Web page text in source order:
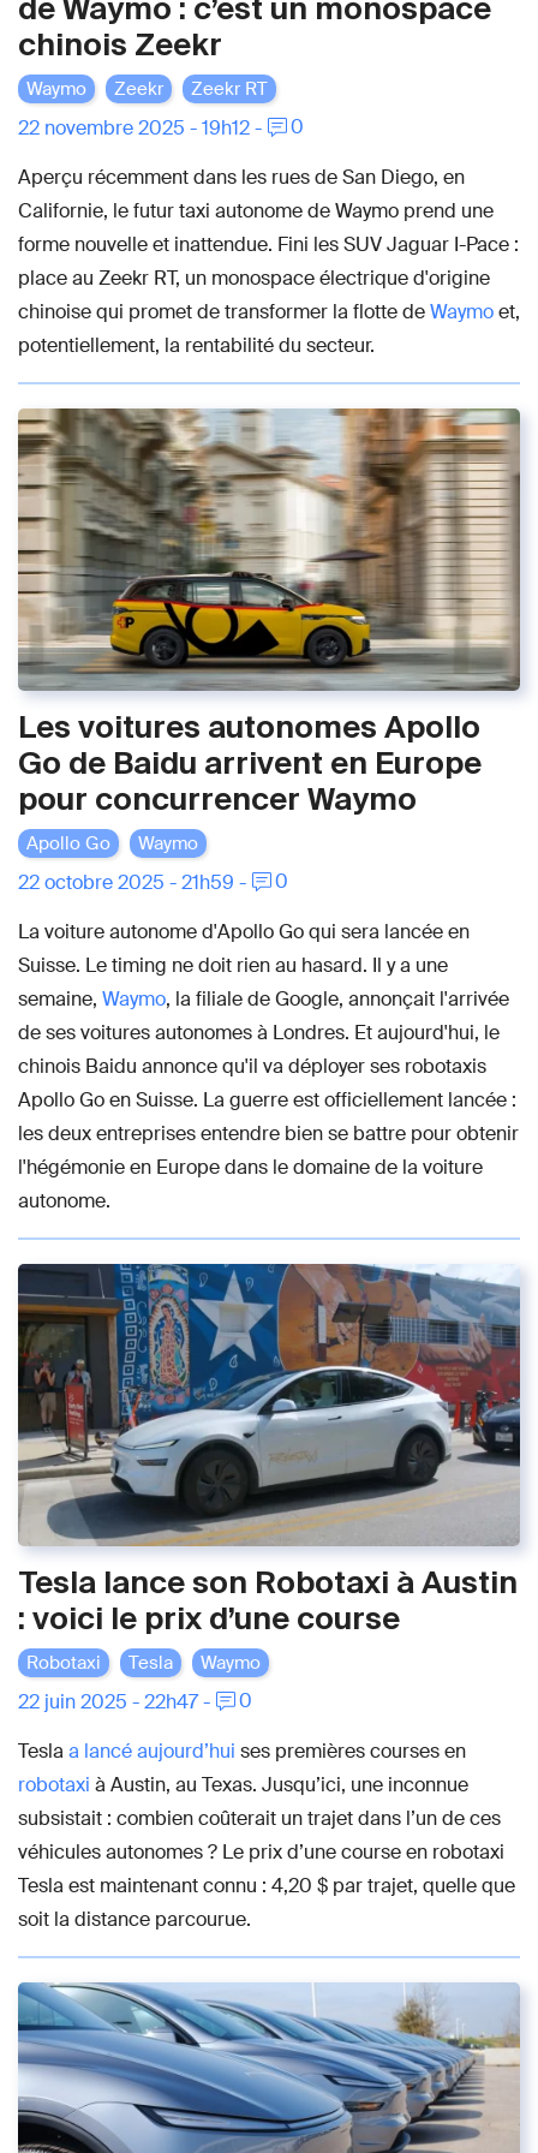
de Waymo : c’est un monospace
chinois Zeekr
Waymo Zeekr Zeekr RT
22 novembre 2025 - 19h12 -
0
Aperçu récemment dans les rues de San Diego, en
Californie, le futur taxi autonome de Waymo prend une
forme nouvelle et inattendue. Fini les SUV Jaguar I-Pace :
place au Zeekr RT, un monospace électrique d'origine
chinoise qui promet de transformer la flotte deWaymoet,
potentiellement, la rentabilité du secteur.
Les voitures autonomes Apollo
Go de Baidu arrivent en Europe
pour concurrencer Waymo
Apollo Go Waymo
22 octobre 2025 - 21h59 -
0
La voiture autonome d'Apollo Go qui sera lancée en
Suisse. Le timing ne doit rien au hasard. Il y a une
semaine, Waymo, la filiale de Google, annonçait l'arrivée
de ses voitures autonomes à Londres. Et aujourd'hui, le
chinois Baidu annonce qu'il va déployer ses robotaxis
Apollo Go en Suisse. La guerre est officiellement lancée :
les deux entreprises entendre bien se battre pour obtenir
l'hégémonie en Europe dans le domaine de la voiture
autonome.
Tesla lance son Robotaxi à Austin
: voici le prix d’une course
Robotaxi Tesla Waymo
22 juin 2025 - 22h47 -
0
Tesla a lancé aujourd’hui ses premières courses en
robotaxi à Austin, au Texas. Jusqu’ici, une inconnue
subsistait : combien coûterait un trajet dans l’un de ces
véhicules autonomes ? Le prix d’une course en robotaxi
Tesla est maintenant connu : 4,20 $ par trajet, quelle que
soit la distance parcourue.